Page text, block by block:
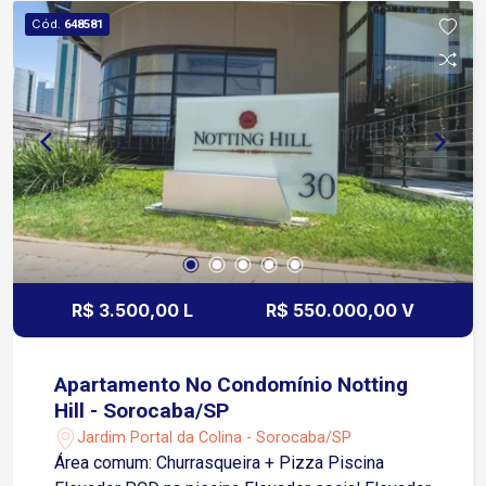
Esplanada Infraestrutura do condomínio Portaria
e segurança 24 horas Piscinas Academia Salão
de festas Quadras esportivas Quadras de tênis
Playground
Cód. 648581
R$ 3.500,00 L R$ 550.000,00 V
Apartamento No Condomínio Notting
Hill - Sorocaba/SP
Jardim Portal da Colina - Sorocaba/SP
Área comum: Churrasqueira + Pizza Piscina